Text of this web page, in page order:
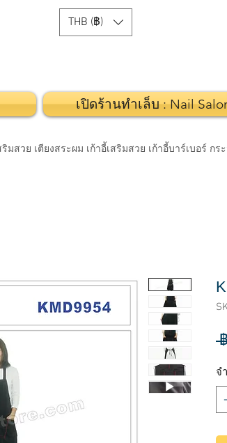
THB (฿)
เปิดร้านทำเล็บ : Nail
มสวย เตียงสระผม เก้าอี้เสริมสวย เก้าอี้บาร์เบอร์
จ